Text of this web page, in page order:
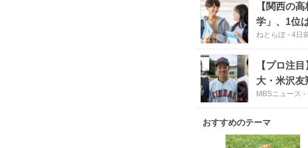
【関西の
学」、1位
ねとらぼ- 4日
【プロ注
大・米沢友
MBSニュース -
おすすめのテーマ